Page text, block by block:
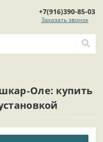
+7(916)390-85-03
Заказать звонок
купить